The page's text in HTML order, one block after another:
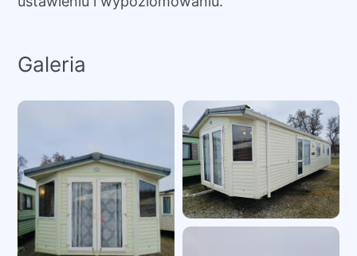
Galeria